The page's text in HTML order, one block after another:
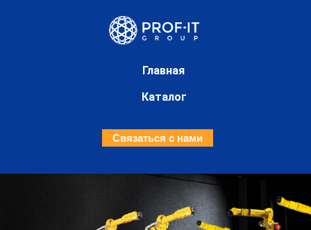
Связаться с нами
Каталог
Главная